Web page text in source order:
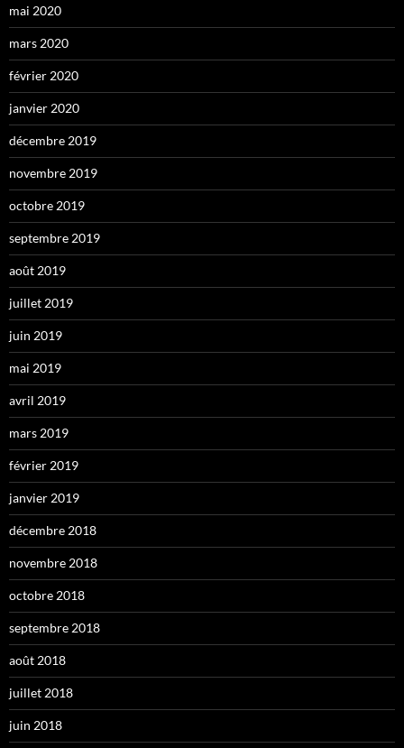
mai 2020
mars 2020
février 2020
janvier 2020
décembre 2019
novembre 2019
octobre 2019
septembre 2019
août 2019
juillet 2019
juin 2019
mai 2019
avril 2019
mars 2019
février 2019
janvier 2019
décembre 2018
novembre 2018
octobre 2018
septembre 2018
août 2018
juillet 2018
juin 2018